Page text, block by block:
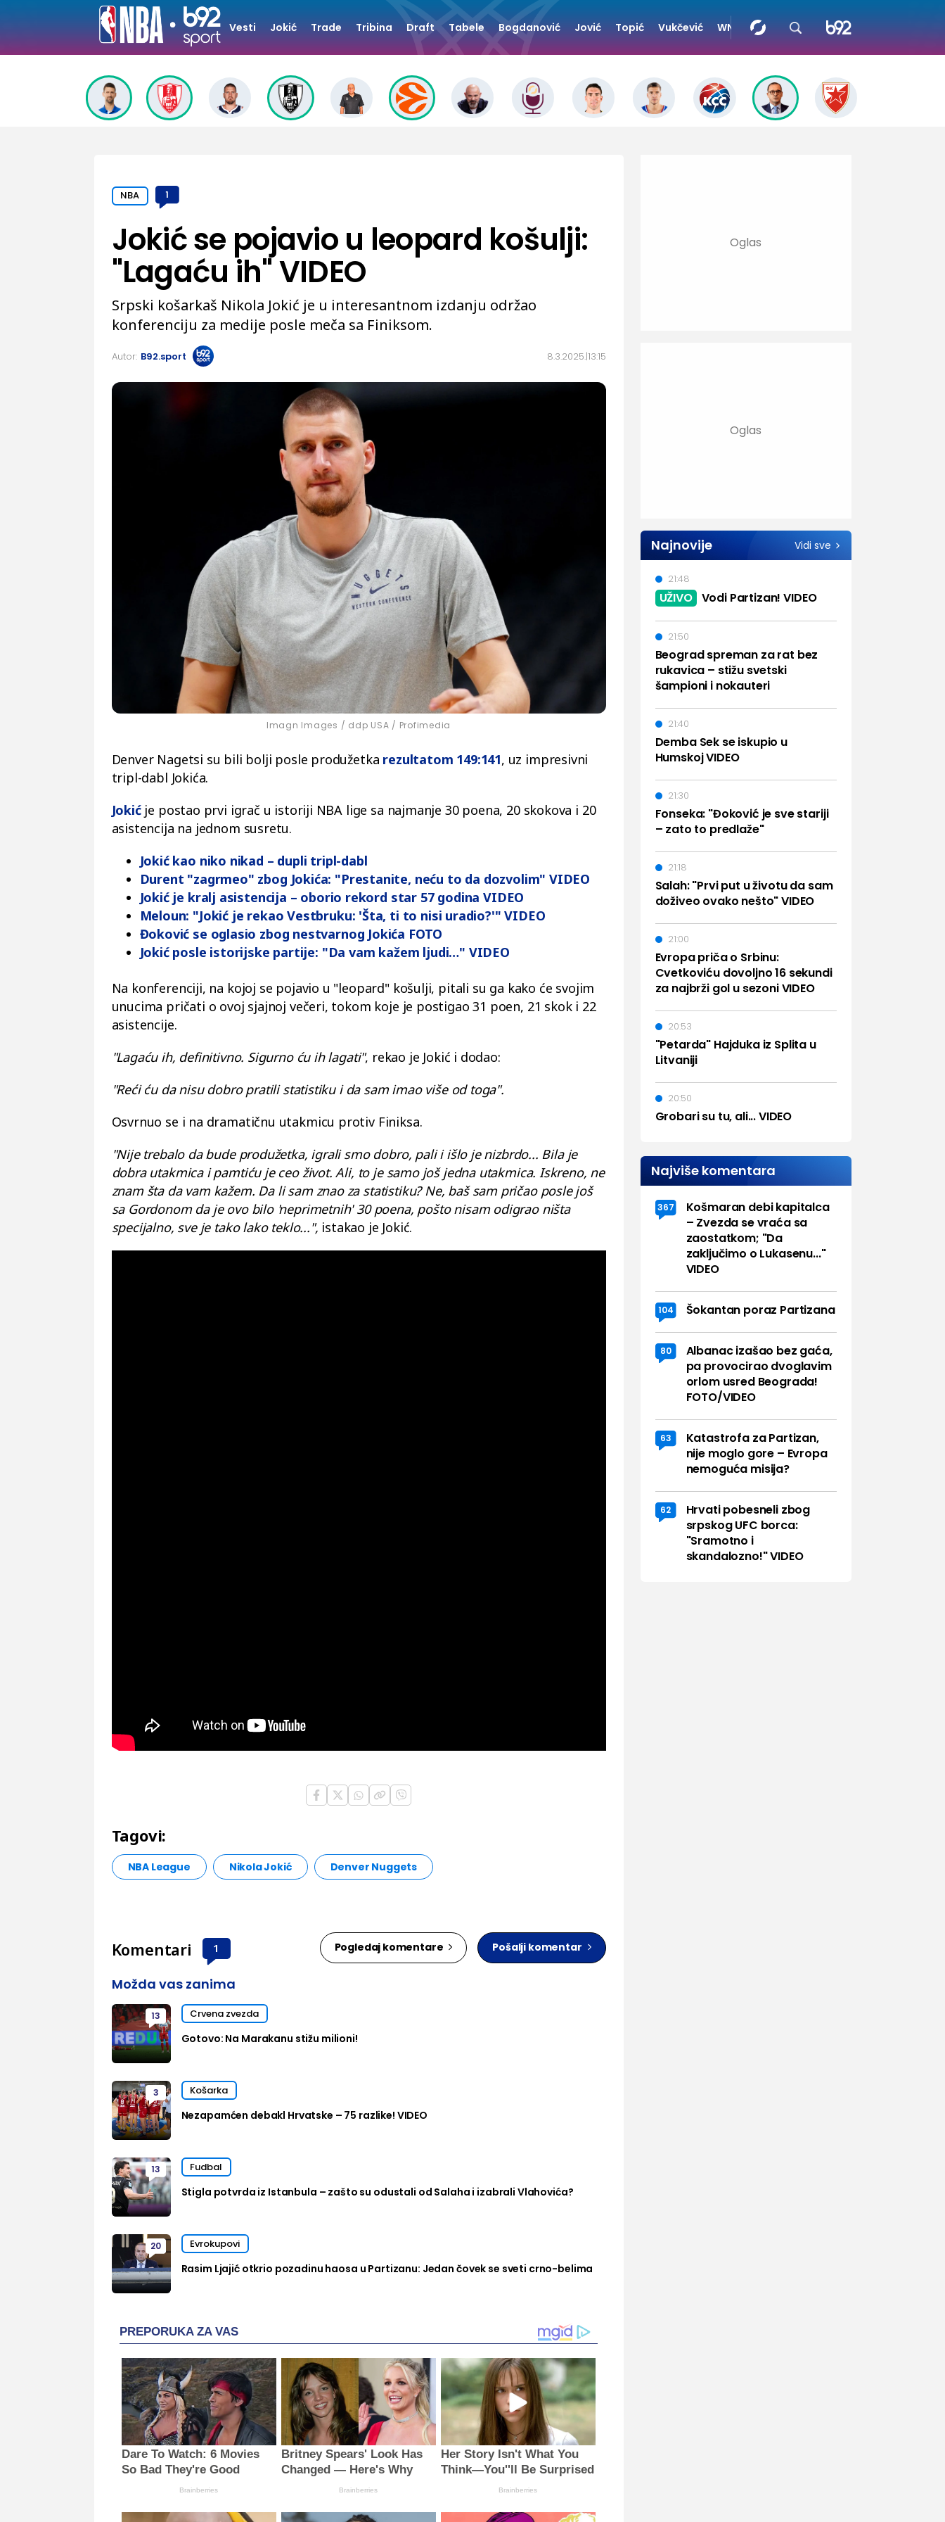
Vesti Jokić Trade Tribina Draft Tabele Bogdanović Jović Topić Vukčević WNBA
NBA 1
8.3.2025. 13:15
Jokić se pojavio u leopard košulji:
"Lagaću ih" VIDEO
Srpski košarkaš Nikola Jokić je u interesantnom izdanju održao
konferenciju za medije posle meča sa Finiksom.
Autor: B92.sport
Imagn Images / ddp USA / Profimedia
Denver Nagetsi su bili bolji posle produžetka rezultatom 149:141, uz impresivni
tripl-dabl Jokića.
Jokićje postao prvi igrač u istoriji NBA lige sa najmanje 30 poena, 20 skokova i 20
asistencija na jednom susretu.
Jokić kao niko nikad – dupli tripl-dabl
Durent "zagrmeo" zbog Jokića: "Prestanite, neću to da dozvolim" VIDEO
Jokić je kralj asistencija – oborio rekord star 57 godina VIDEO
Meloun: "Jokić je rekao Vestbruku: 'Šta, ti to nisi uradio?'" VIDEO
Đoković se oglasio zbog nestvarnog Jokića FOTO
Jokić posle istorijske partije: "Da vam kažem ljudi…" VIDEO
Na konferenciji, na kojoj se pojavio u "leopard" košulji, pitali su ga kako će svojim
unucima pričati o ovoj sjajnoj večeri, tokom koje je postigao 31 poen, 21 skok i 22
asistencije.
"Lagaću ih, definitivno. Sigurno ću ih lagati", rekao je Jokić i dodao:
"Reći ću da nisu dobro pratili statistiku i da sam imao više od toga".
Osvrnuo se i na dramatičnu utakmicu protiv Finiksa.
"Nije trebalo da bude produžetka, igrali smo dobro, pali i išlo je nizbrdo... Bila je
dobra utakmica i pamtiću je ceo život. Ali, to je samo još jedna utakmica. Iskreno, ne
znam šta da vam kažem. Da li sam znao za statistiku? Ne, baš sam pričao posle još
sa Gordonom da je ovo bilo 'neprimetnih' 30 poena, pošto nisam odigrao ništa
specijalno, sve je tako lako teklo...", istakao je Jokić.
Tagovi:
NBA League Nikola Jokić Denver Nuggets
Komentari 1 Pogledaj komentare Pošalji komentar
Možda vas zanima
13 Crvena zvezda
Gotovo: Na Marakanu stižu milioni!
3 Košarka
Nezapamćen debakl Hrvatske – 75 razlike! VIDEO
13 Fudbal
Stigla potvrda iz Istanbula – zašto su odustali od Salaha i izabrali Vlahovića?
20 Evrokupovi
Rasim Ljajić otkrio pozadinu haosa u Partizanu: Jedan čovek se sveti crno-belima
PREPORUKA ZA VAS
Dare To Watch: 6 Movies
So Bad They're Good
Brainberries
Britney Spears' Look Has
Changed — Here's Why
Brainberries
Her Story Isn't What You
Think—You''ll Be Surprised
Brainberries
Najnovije Vidi sve
UŽIVO Vodi Partizan! VIDEO
21:48
Beograd spreman za rat bez
rukavica – stižu svetski
šampioni i nokauteri
21:50
Demba Sek se iskupio u
Humskoj VIDEO
21:40
Fonseka: "Đoković je sve stariji
– zato to predlaže"
21:30
Salah: "Prvi put u životu da sam
doživeo ovako nešto" VIDEO
21:18
Evropa priča o Srbinu:
Cvetkoviću dovoljno 16 sekundi
za najbrži gol u sezoni VIDEO
21:00
"Petarda" Hajduka iz Splita u
Litvaniji
20:53
Grobari su tu, ali... VIDEO
20:50
Najviše komentara
367
Košmaran debi kapitalca
– Zvezda se vraća sa
zaostatkom; "Da
zaključimo o Lukasenu..."
VIDEO
104 Šokantan poraz Partizana
80
Albanac izašao bez gaća,
pa provocirao dvoglavim
orlom usred Beograda!
FOTO/VIDEO
63
Katastrofa za Partizan,
nije moglo gore – Evropa
nemoguća misija?
62
Hrvati pobesneli zbog
srpskog UFC borca:
"Sramotno i
skandalozno!" VIDEO